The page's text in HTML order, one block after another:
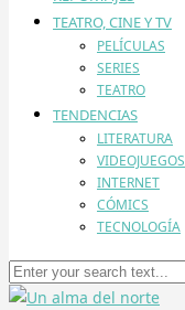
TEATRO, CINE Y TV
PELÍCULAS
SERIES
TEATRO
TENDENCIAS
LITERATURA
VIDEOJUEGOS
INTERNET
CÓMICS
TECNOLOGÍA